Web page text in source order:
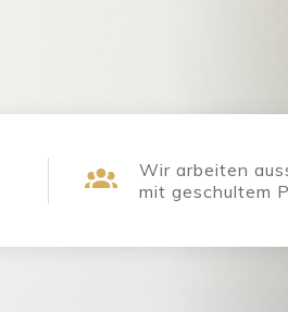
Wir arbeiten
mit geschultem